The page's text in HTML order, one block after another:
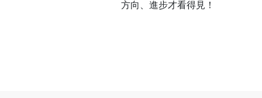
方向、進步才看得見！